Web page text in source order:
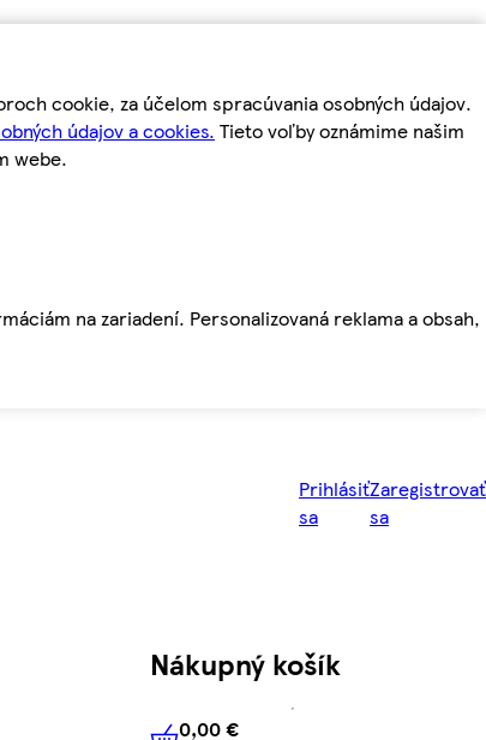
cookie, za účelom spracúvania osobných údajov.
údajov a cookies. Tieto voľby oznámime našim
webe.
na zariadení. Personalizovaná reklama a obsah,
Prihlásiť
sa
Zaregistrovať
sa
Nákupný košík
0,00 €